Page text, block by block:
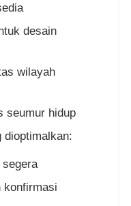
desain
wilayah
seumur hidup
dioptimalkan:
konfirmasi